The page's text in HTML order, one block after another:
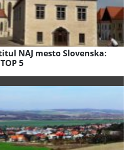
NAJ mesto Slovenska:
5